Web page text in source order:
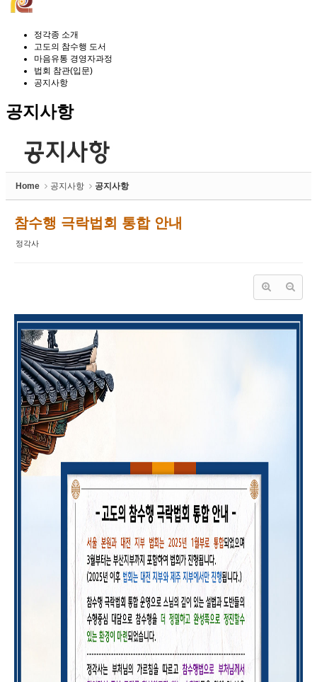
정각종 소개
고도의 참수행 도서
마음유통 경영자과정
법회 참관(입문)
공지사항
공지사항
Home 공지사항 공지사항
참수행 극락법회 통합 안내
정각사